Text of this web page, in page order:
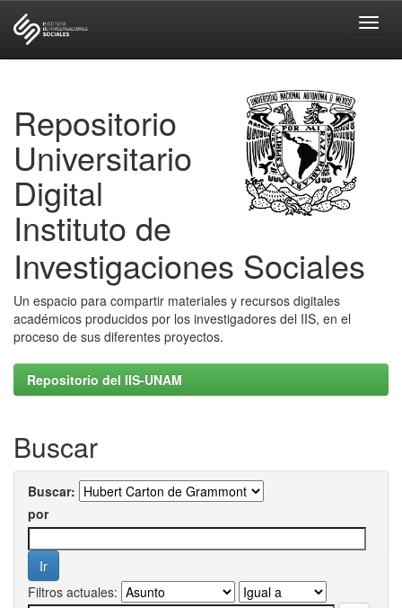
Repositorio
Universitario
Digital
Instituto de
Investigaciones Sociales
Un espacio para compartir materiales y recursos digitales
académicos producidos por los investigadores del IIS, en el
proceso de sus diferentes proyectos.
Repositorio del IIS-UNAM
Buscar
Buscar:
por
Filtros actuales: